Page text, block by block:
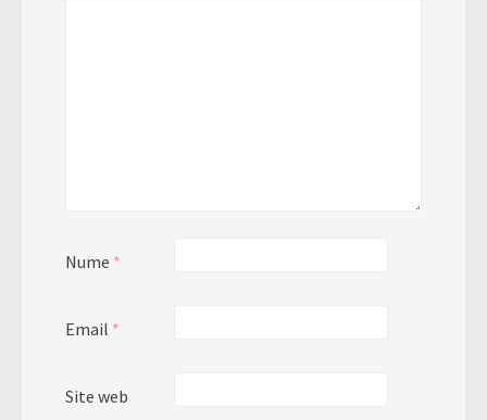
Nume *
Email *
Site web